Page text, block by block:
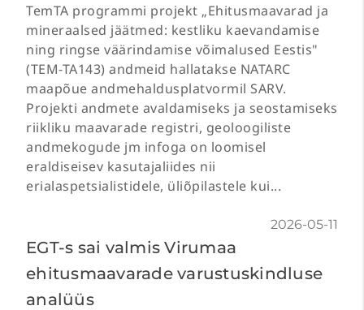
TemTA programmi projekt „Ehitusmaavarad ja
mineraalsed jäätmed: kestliku kaevandamise
ning ringse väärindamise võimalused Eestis"
(TEM-TA143) andmeid hallatakse NATARC
maapõue andmehaldusplatvormil SARV.
Projekti andmete avaldamiseks ja seostamiseks
riikliku maavarade registri, geoloogiliste
andmekogude jm infoga on loomisel
eraldiseisev kasutajaliides nii
erialaspetsialistidele, üliõpilastele kui...
2026-05-11
EGT-s sai valmis Virumaa
ehitusmaavarade varustuskindluse
analüüs